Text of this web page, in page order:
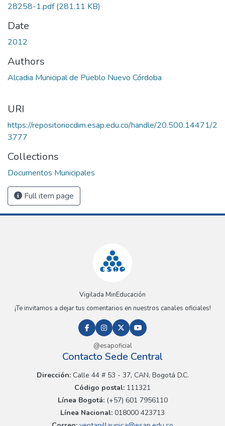
28258-1.pdf(281.11 KB)
Date
2012
Authors
Alcadia Municipal de Pueblo Nuevo Córdoba
URI
https://repositoriocdim.esap.edu.co/handle/20.500.14471/2
3777
Collections
Documentos Municipales
Full item page
Vigilada MinEducación
¡Te invitamos a dejar tus comentarios en nuestros canales oficiales!
@esapoficial
Contacto Sede Central
Dirección:Calle 44 # 53 - 37, CAN, Bogotá D.C.
Código postal: 111321
Línea Bogotá:(+57) 601 7956110
Línea Nacional: 018000 423713